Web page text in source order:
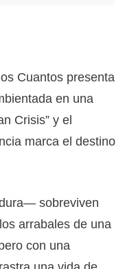
Cuantos presenta
en una
Crisis” y el
marca el destino
sobreviven
arrabales de una
con una